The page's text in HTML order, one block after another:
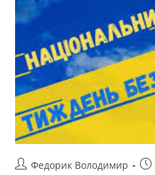
Федорик Володимир